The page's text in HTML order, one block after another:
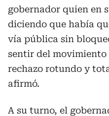
gobernador quien en
diciendo que había
vía pública sin
sentir del
rechazo rotundo y
afirmó.
A su turno, el